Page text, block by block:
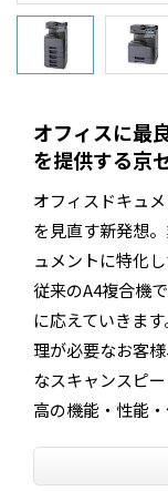
オフィスに最
を提供する京
オフィスドキュ
を見直す新発想
ュメントに特化
従来のA4複合機
に応えていきま
理が必要なお客
なスキャンスピ
高の機能・性能